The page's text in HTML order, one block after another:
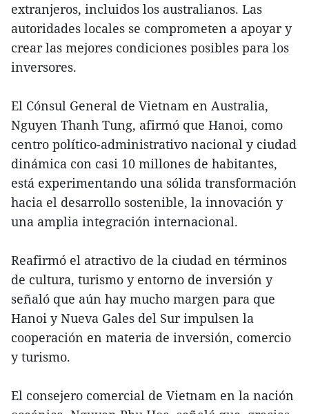
extranjeros, incluidos los australianos. Las
autoridades locales se comprometen a apoyar y
crear las mejores condiciones posibles para los
inversores.
El Cónsul General de Vietnam en Australia,
Nguyen Thanh Tung, afirmó que Hanoi, como
centro político-administrativo nacional y ciudad
dinámica con casi 10 millones de habitantes,
está experimentando una sólida transformación
hacia el desarrollo sostenible, la innovación y
una amplia integración internacional.
Reafirmó el atractivo de la ciudad en términos
de cultura, turismo y entorno de inversión y
señaló que aún hay mucho margen para que
Hanoi y Nueva Gales del Sur impulsen la
cooperación en materia de inversión, comercio
y turismo.
El consejero comercial de Vietnam en la nación